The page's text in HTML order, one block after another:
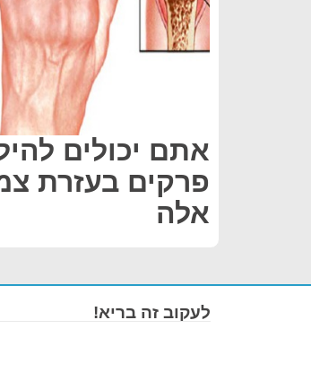
אתם יכולים
פרקים בעזרת
אלה
לעקוב זה בריא!